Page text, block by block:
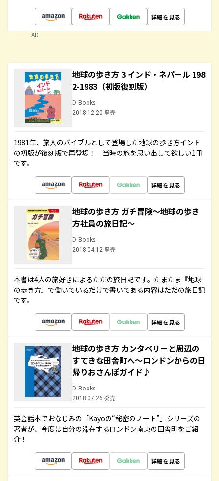
詳細を見る
AD
地球の歩き方 3 インド・ネパール 198
2-1983（初版復刻版）
D-Books
2018.12.20 発売
1981年、旅人のバイブルとして登場した地球の歩き方インド
の初版が復刻版で再登場！ 当時の旅を思い出して欲しい1冊
です。
詳細を見る
地球の歩き方 ガチ冒険～地球の歩き
方社員の旅日記～
D-Books
2018.04.12 発売
本書は4人の旅好きによるただの旅日記です。たまたま『地球
の歩き方』で働いているだけで書いてある内容はただの旅日記
です。
詳細を見る
地球の歩き方 カンタベリーと周辺の
すてきな田舎町へ～ロンドンからの日
帰りおさんぽガイド♪
D-Books
2018.07.26 発売
英会話本でおなじみの「Kayoの“秘密のノート”」シリーズの
著者が、今度は自分の滞在するロンドン南東の田舎町をご紹
介！
詳細を見る